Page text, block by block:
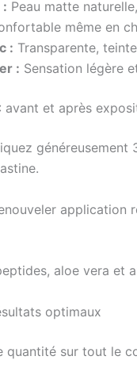
: Peau matte
même en
: Transparente,
: Sensation légère
avant et après
application
aloe vera et
optimaux
quantité sur tout le